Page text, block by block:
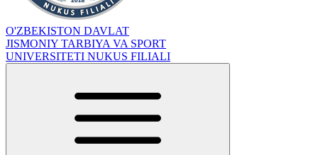
O'ZBEKISTON DAVLAT
JISMONIY TARBIYA VA SPORT
UNIVERSITETI NUKUS FILIALI